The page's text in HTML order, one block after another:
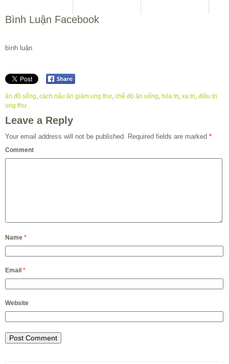
Bình Luận Facebook
bình luận
ăn đồ sống, cách nấu ăn giảm ung thư, chế độ ăn uống, hóa trị, xạ trị, điều trị
ung thư
Leave a Reply
Your email address will not be published. Required fields are marked *
Comment
Name *
Email *
Website